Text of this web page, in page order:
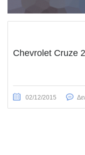
Chevrolet Cruze
02/12/2015